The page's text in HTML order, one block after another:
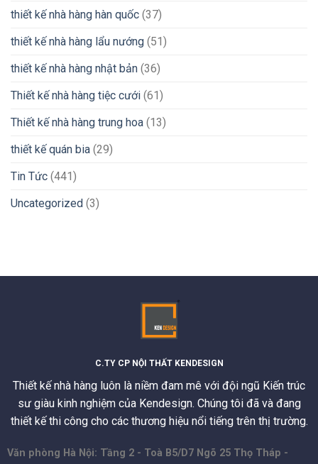
thiết kế nhà hàng hàn quốc (37)
thiết kế nhà hàng lẩu nướng (51)
thiết kế nhà hàng nhật bản (36)
Thiết kế nhà hàng tiệc cưới (61)
Thiết kế nhà hàng trung hoa (13)
thiết kế quán bia (29)
Tin Tức (441)
Uncategorized (3)
C.TY CP NỘI THẤT KENDESIGN
Thiết kế nhà hàng luôn là niềm đam mê với đội ngũ Kiến trúc
sư giàu kinh nghiệm của Kendesign. Chúng tôi đã và đang
thiết kế thi công cho các thương hiệu nổi tiếng trên thị trường.
Văn phòng Hà Nội: Tầng 2 - Toà B5/D7 Ngõ 25 Thọ Tháp -